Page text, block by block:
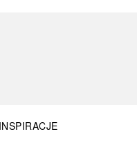
INSPIRACJE